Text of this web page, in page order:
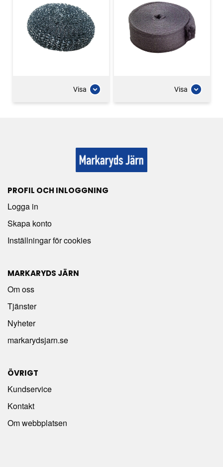
Visa Visa
PROFIL OCH INLOGGNING
Logga in
Skapa konto
Inställningar för cookies
MARKARYDS JÄRN
Om oss
Tjänster
Nyheter
markarydsjarn.se
ÖVRIGT
Kundservice
Kontakt
Om webbplatsen